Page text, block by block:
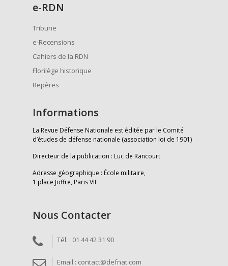
e-RDN
Tribune
e-Recensions
Cahiers de la RDN
Florilège historique
Repères
Informations
La Revue Défense Nationale est éditée par le Comité
d’études de défense nationale (association loi de 1901)
Directeur de la publication : Luc de Rancourt
Adresse géographique : École militaire,
1 place Joffre, Paris VII
Nous Contacter
Tél. : 01 44 42 31 90
Email : contact@defnat.com